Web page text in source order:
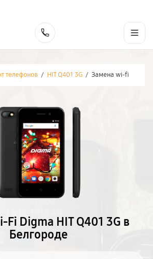
телефонов / HIT Q401 3G / Замена wi-fi
Fi Digma HIT Q401 3G в
Белгороде